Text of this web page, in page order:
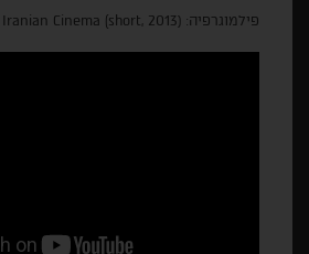
פילמוגרפיה: (A Journey through Iranian Cinema (short, 2013.